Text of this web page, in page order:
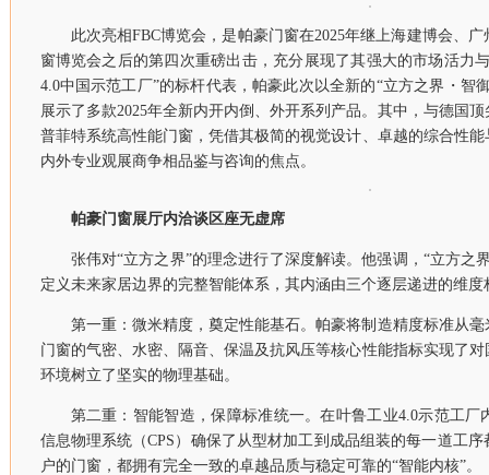
此次亮相FBC博览会，是帕豪门窗在2025年继上海建博会、
窗博览会之后的第四次重磅出击，充分展现了其强大的市场活力
4.0中国示范工厂”的标杆代表，帕豪此次以全新的“立方之界・智
展示了多款2025年全新内开内倒、外开系列产品。其中，与德国
普菲特系统高性能门窗，凭借其极简的视觉设计、卓越的综合性
内外专业观展商争相品鉴与咨询的焦点。
帕豪门窗展厅内洽谈区座无虚席
张伟对“立方之界”的理念进行了深度解读。他强调，“立方之
定义未来家居边界的完整智能体系，其内涵由三个逐层递进的维度
第一重：微米精度，奠定性能基石。帕豪将制造精度标准从
门窗的气密、水密、隔音、保温及抗风压等核心性能指标实现了
环境树立了坚实的物理基础。
第二重：智能智造，保障标准统一。在叶鲁工业4.0示范工
信息物理系统（CPS）确保了从型材加工到成品组装的每一道工
户的门窗，都拥有完全一致的卓越品质与稳定可靠的“智能内核”。